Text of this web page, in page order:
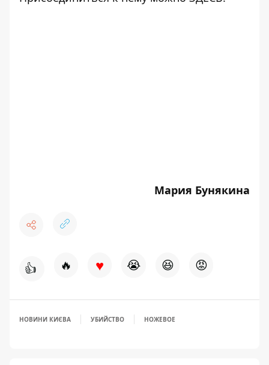
Мария Бунякина
👍 🔥 ♥ 😭 😆 😡
НОВИНИ КИЄВА УБИЙСТВО НОЖЕВОЕ